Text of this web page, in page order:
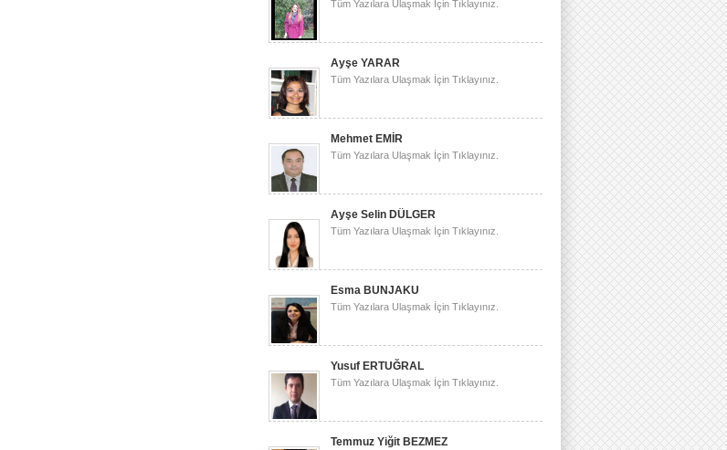
Tüm Yazılara Ulaşmak İçin Tıklayınız.
Ayşe YARAR
Tüm Yazılara Ulaşmak İçin Tıklayınız.
Mehmet EMİR
Tüm Yazılara Ulaşmak İçin Tıklayınız.
Ayşe Selin DÜLGER
Tüm Yazılara Ulaşmak İçin Tıklayınız.
Esma BUNJAKU
Tüm Yazılara Ulaşmak İçin Tıklayınız.
Yusuf ERTUĞRAL
Tüm Yazılara Ulaşmak İçin Tıklayınız.
Temmuz Yiğit BEZMEZ